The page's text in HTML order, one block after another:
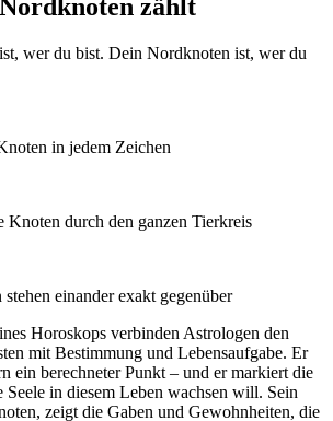
zählt
wer du bist. Dein Nordknoten ist, wer du
in jedem Zeichen
Knoten durch den ganzen Tierkreis
einander exakt gegenüber
Horoskops verbinden Astrologen den
mit Bestimmung und Lebensaufgabe. Er
ein berechneter Punkt – und er markiert die
in diesem Leben wachsen will. Sein
zeigt die Gaben und Gewohnheiten, die